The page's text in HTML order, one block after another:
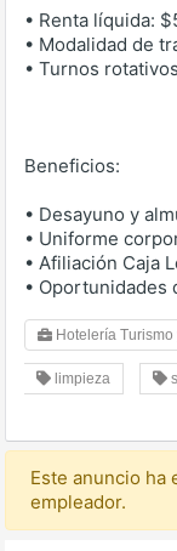
• Renta líquida:
• Modalidad de
• Turnos
Beneficios:
• Desayuno y
• Uniforme
• Afiliación Caja
• Oportunidades
Hotelería
limpieza
Este anuncio ha
empleador.